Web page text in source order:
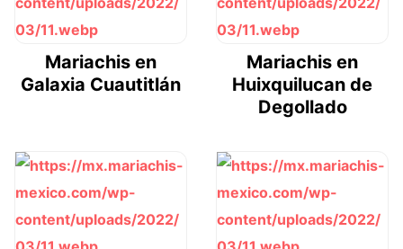
Mariachis en
Galaxia Cuautitlán
Mariachis en
Huixquilucan de
Degollado